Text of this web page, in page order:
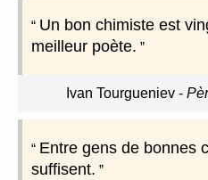
Un bon chimiste est
meilleur poète.
Ivan Tourgueniev -
Entre gens de bonnes
suffisent.